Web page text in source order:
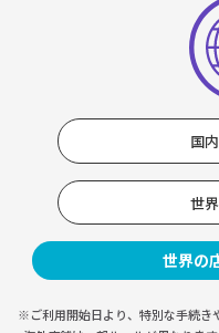
国
世
世界の
※ご利用開始日より、特別な手続き